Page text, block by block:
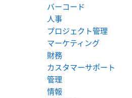
バーコード
人事
プロジェクト管理
マーケティング
財務
カスタマーサポート
管理
情報